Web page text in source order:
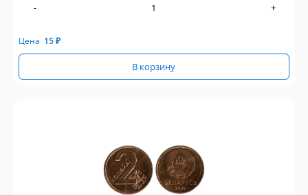
- +
Цена 15₽
В корзину